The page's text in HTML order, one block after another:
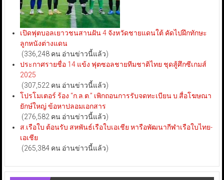
เปิดฟุตบอลเยาวชนสานฝัน 4 จังหวัดชายแดนใต้ คัดไปฝึกทักษะ
ลูกหนังต่างแดน
(336,248 คน อ่านข่าวนี้แล้ว)
ประกาศรายชื่อ 14 แข้ง ฟุตซอลชายทีมชาติไทย ชุดสู้ศึกซีเกมส์
2025
(307,522 คน อ่านข่าวนี้แล้ว)
โปรโมเตอร์ ร้อง “ก.ล.ต.” เพิกถอนการรับจดทะเบียน บ.สื่อโฆษณา
ยักษ์ใหญ่ ข้อหาปลอมเอกสาร
(276,582 คน อ่านข่าวนี้แล้ว)
ส.เรือใบ ต้อนรับ สหพันธ์เรือใบเอเชีย หารือพัฒนากีฬาเรือใบไทย-
เอเชีย
(265,384 คน อ่านข่าวนี้แล้ว)